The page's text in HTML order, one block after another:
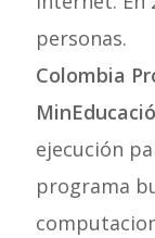
personas.
Colombia
ejecución
programa